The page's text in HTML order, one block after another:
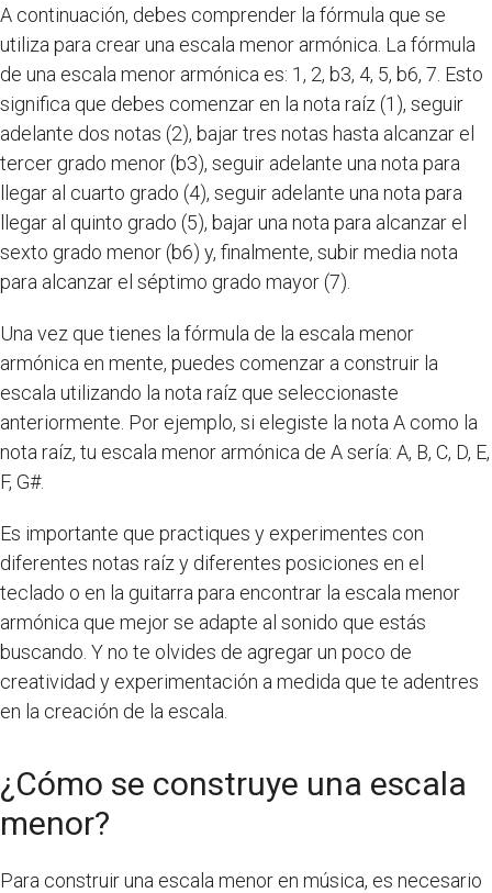
A continuación, debes comprender la fórmula que se
utiliza para crear una escala menor armónica. La fórmula
de una escala menor armónica es: 1, 2, b3, 4, 5, b6, 7. Esto
significa que debes comenzar en la nota raíz (1), seguir
adelante dos notas (2), bajar tres notas hasta alcanzar el
tercer grado menor (b3), seguir adelante una nota para
llegar al cuarto grado (4), seguir adelante una nota para
llegar al quinto grado (5), bajar una nota para alcanzar el
sexto grado menor (b6) y, finalmente, subir media nota
para alcanzar el séptimo grado mayor (7).
Una vez que tienes la fórmula de la escala menor
armónica en mente, puedes comenzar a construir la
escala utilizando la nota raíz que seleccionaste
anteriormente. Por ejemplo, si elegiste la nota A como la
nota raíz, tu escala menor armónica de A sería: A, B, C, D, E,
F, G#.
Es importante que practiques y experimentes con
diferentes notas raíz y diferentes posiciones en el
teclado o en la guitarra para encontrar la escala menor
armónica que mejor se adapte al sonido que estás
buscando. Y no te olvides de agregar un poco de
creatividad y experimentación a medida que te adentres
en la creación de la escala.
¿Cómo se construye una escala
menor?
Para construir una escala menor en música, es necesario